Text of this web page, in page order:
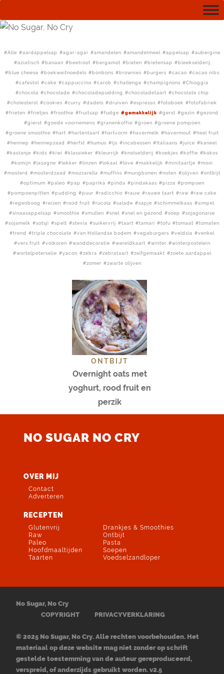
Alle aardappelsap agar-agar amandelen amandelmeel appelsap
aubergine
aziatisch
banaan beetroot bergamot bieten bietensap
bleekselderij
blue cheese
boekweitnoedels bonbons brownies burgers cacao
cacao nibs
cafestol
cake cappuccino carob challenge champignons
Chioggia
chocola
chocolade chocoladepudding chocoladetaart
chocolate chip
cholesterol
cookies curry dadels druiven espresso fotoboek
fotofabriek
frieten
frietjes froothie fruitsap fudge gemakkelijk gerst gezin
gezond
gierst
goede voornemens granenkoffie groen
groene pompoen
groene smoothie
hart hartentaart hartvorm havermelk havermout
heel fruit
hennep
hennepzaad herfst humus ijs incabessen Italiaans juice
kaneel
kastanje
kids kiwi klassieker kleurrijk knolselderij koekjes koffie
kokos
komijn
lasagne lekker linzen lokaal love makkelijk minitaartje
mooi
mosterd
mosterdzaad mozzarella muffins mungbonen noten olijven
ontbijt
optimum
paleo pap paprika pinda pindakaas pizza
pompoen
pompoenpitten
pudding puur radicchio rauw rauwe taart raw
raw cake
regenboog
reizen rood fruit rucola salade sapje schimmelkaas
simpel
sinaasappelsap
smoothie smullen snel snel en gezond soep
sojagonaise
sojamelk
sotsji spelt stevia suikervrij taart tamari tofu tomaat
tomaten
trend
triple chocolate van Hollandse bodem vegaburgers veldsla
venkel
vers fruit
volkoren wanddecoratie wereldkaart winter
winterpostelein
wortelpeterselie
yacon zebra zebrataart zelfgemaakt
zoete aardappel
zomer
zwarte olijven
ONTBIJT
Overnight oats met
yoghurt, rood fruit en
perzik
NO SUGAR NO CRY
OVER MIJ
Contact
Adverteren
RECEPTEN
Glutenvrij
Raw
Paleo
Hoofdmaaltijden
Taarten
Drankjes & Smoothies
Ontbijt
Pasta
Soepen
Voedselzandloper
No Sugar, No Cry
COPYRIGHT
PRIVACYVERKLARING
© 2025 No Sugar, No Cry. Alle rechten voorbehouden. Het
materiaal op deze website mag niet zonder op schrift
gestelde toestemming van de auteur gereproduceerd,
verspreid, of anderzijds gebruikt worden. v2.5